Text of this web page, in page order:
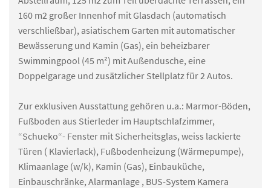
160 m2 großer Innenhof mit Glasdach (automatisch
verschließbar), asiatischem Garten mit automatischer
Bewässerung und Kamin (Gas), ein beheizbarer
Swimmingpool (45 m²) mit Außendusche, eine
Doppelgarage und zusätzlicher Stellplatz für 2 Autos.
Zur exklusiven Ausstattung gehören u.a.: Marmor-Böden,
Fußboden aus Stierleder im Hauptschlafzimmer,
“Schueko“- Fenster mit Sicherheitsglas, weiss lackierte
Türen ( Klavierlack), Fußbodenheizung (Wärmepumpe),
Klimaanlage (w/k), Kamin (Gas), Einbauküche,
Einbauschränke, Alarmanlage , BUS-System Kamera